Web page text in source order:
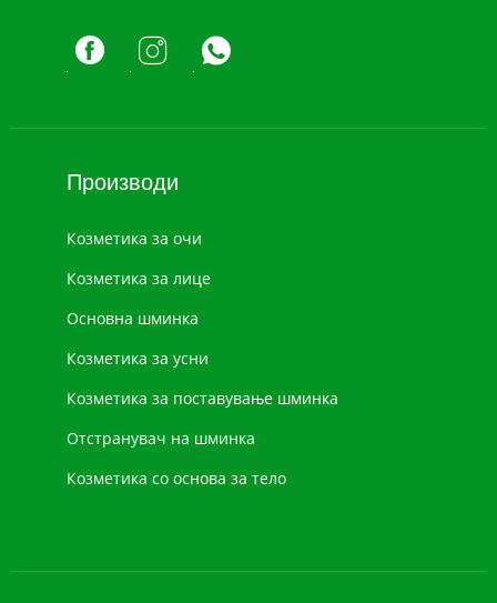
Производи
Козметика за очи
Козметика за лице
Основна шминка
Козметика за усни
Козметика за поставување шминка
Отстранувач на шминка
Козметика со основа за тело